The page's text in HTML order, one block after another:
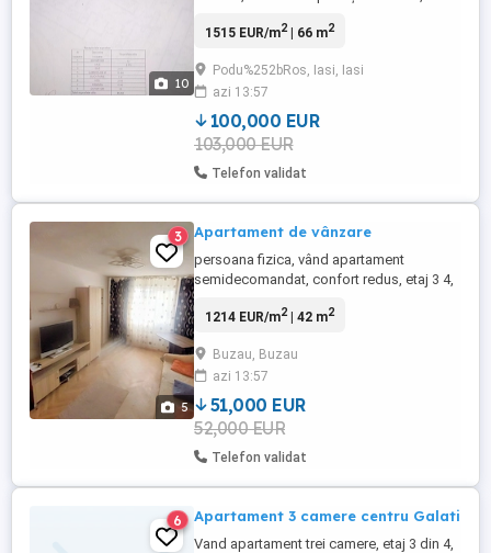
10
liniștită, pe un cul-de-sac, ferit de traficul
apartament care îmbină liniștea, accesul
rapid către facilitățile orașului și confortul
unei ...
1515 EUR/m2| 66 m2
Podu%252bRos, Iasi, Iasi
azi 13:57
100,000 EUR
103,000 EUR
Telefon validat
5
3 Apartament de vânzare
persoana fizica, vând apartament
semidecomandat, confort redus, etaj 3 4,
Încălzire cu convectoare, bloc izolat, fără
intrare. Necesită renovare.
1214 EUR/m2| 42 m2
Buzau, Buzau
azi 13:57
51,000 EUR
52,000 EUR
Telefon validat
6 Apartament 3 camere centru Galati
Vand apartament trei camere, etaj 3 din 4,